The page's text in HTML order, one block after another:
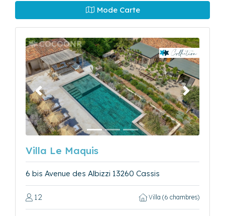
Mode Carte
Précédent Suivant
Villa Le Maquis
6 bis Avenue des Albizzi 13260 Cassis
12 Villa (6 chambres)